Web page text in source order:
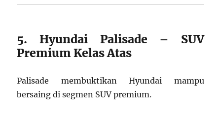
5. Hyundai Palisade – SUV
Premium Kelas Atas
Palisade membuktikan Hyundai mampu
bersaing di segmen SUV premium.